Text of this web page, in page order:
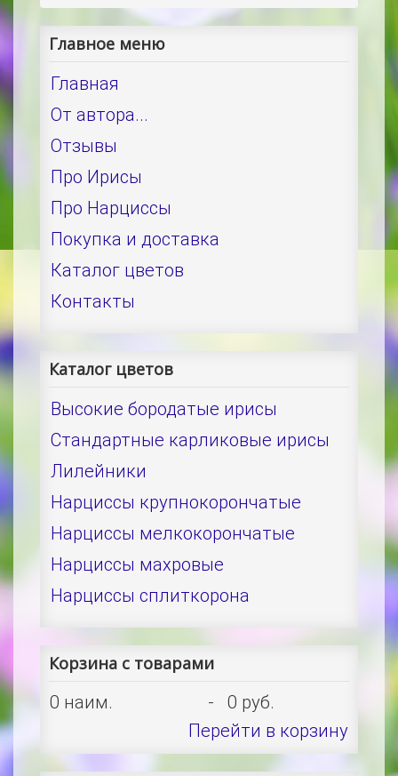
Главное меню
Главная
От автора...
Отзывы
Про Ирисы
Про Нарциссы
Покупка и доставка
Каталог цветов
Контакты
Каталог цветов
Высокие бородатые ирисы
Стандартные карликовые ирисы
Лилейники
Нарциссы крупнокорончатые
Нарциссы мелкокорончатые
Нарциссы махровые
Нарциссы сплиткорона
Корзина с товарами
0 наим. -
0 руб.
Перейти в корзину